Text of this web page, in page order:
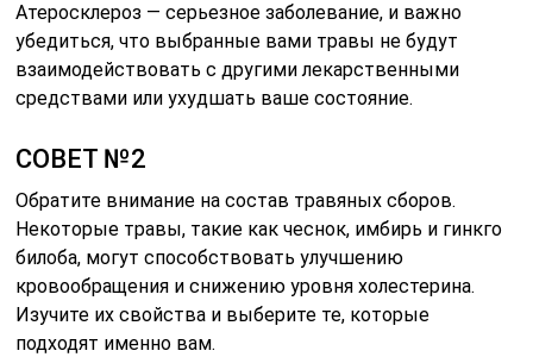
Атеросклероз — серьезное заболевание, и важно
убедиться, что выбранные вами травы не будут
взаимодействовать с другими лекарственными
средствами или ухудшать ваше состояние.
СОВЕТ №2
Обратите внимание на состав травяных сборов.
Некоторые травы, такие как чеснок, имбирь и гинкго
билоба, могут способствовать улучшению
кровообращения и снижению уровня холестерина.
Изучите их свойства и выберите те, которые
подходят именно вам.